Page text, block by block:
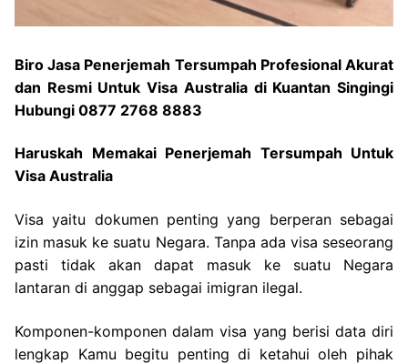
Biro Jasa Penerjemah Tersumpah Profesional Akurat
dan Resmi Untuk Visa Australia di Kuantan Singingi
Hubungi 0877 2768 8883
Haruskah Memakai Penerjemah Tersumpah Untuk
Visa Australia
Visa yaitu dokumen penting yang berperan sebagai
izin masuk ke suatu Negara. Tanpa ada visa seseorang
pasti tidak akan dapat masuk ke suatu Negara
lantaran di anggap sebagai imigran ilegal.
Komponen-komponen dalam visa yang berisi data diri
lengkap Kamu begitu penting di ketahui oleh pihak